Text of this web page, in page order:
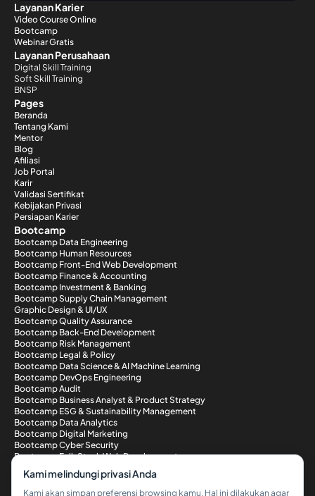
Layanan Karier
Video Course Online
Bootcamp
Webinar Gratis
Layanan Perusahaan
Digital Skill Training
Soft Skill Training
BNSP
Pages
Beranda
Tentang Kami
Mentor
Blog
Afiliasi
Job Portal
Karir
Validasi Sertifikat
Kebijakan Privasi
Persiapan Karier
Bootcamp
Bootcamp Data Engineering
Bootcamp Human Resources
Bootcamp Front-End Web Development
Bootcamp Finance & Accounting
Bootcamp Investment & Banking
Bootcamp Supply Chain Management
Graphic Design & UI/UX
Bootcamp Quality Assurance
Bootcamp Back-End Development
Bootcamp Risk Management
Bootcamp Legal & Policy
Bootcamp Data Science & AI Machine Learning
Bootcamp DevOps Engineering
Bootcamp Audit
Bootcamp Business Analyst & Product Strategy
Bootcamp ESG & Sustainability Management
Bootcamp Data Analytics
Bootcamp Digital Marketing
Bootcamp Cyber Security
Bootcamp Full-Stack Web Development
Metode Pembayaran
Kami melindungi privasi Anda
Kami akan simpan preferensi browsing kamu. Hal ini dilakukan agar